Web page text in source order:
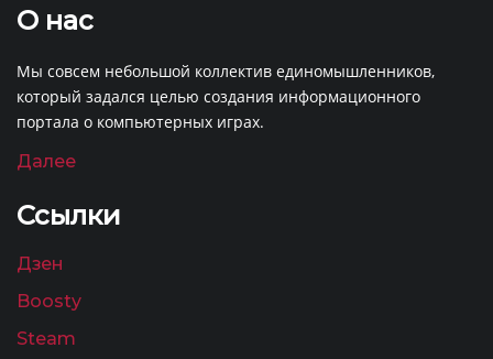
О нас
Мы совсем небольшой коллектив единомышленников,
который задался целью создания информационного
портала о компьютерных играх.
Далее
Ссылки
Дзен
Boosty
Steam